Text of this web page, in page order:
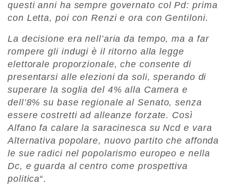
questi anni ha sempre governato col Pd: prima
con Letta, poi con Renzi e ora con Gentiloni.
La decisione era nell’aria da tempo, ma a far
rompere gli indugi è il ritorno alla legge
elettorale proporzionale, che consente di
presentarsi alle elezioni da soli, sperando di
superare la soglia del 4% alla Camera e
dell’8% su base regionale al Senato, senza
essere costretti ad alleanze forzate. Così
Alfano fa calare la saracinesca su Ncd e vara
Alternativa popolare, nuovo partito che affonda
le sue radici nel popolarismo europeo e nella
Dc, e guarda al centro come prospettiva
politica“.